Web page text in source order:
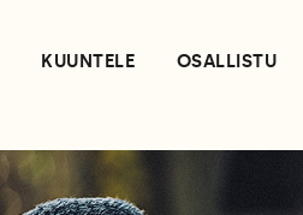
KUUNTELE OSALLISTU